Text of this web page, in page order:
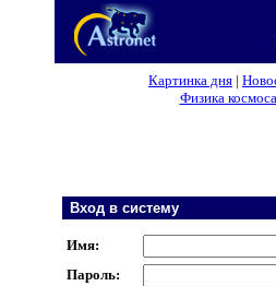
Картинка дня |
Физика космоса
Вход в систему
Имя:
Пароль: